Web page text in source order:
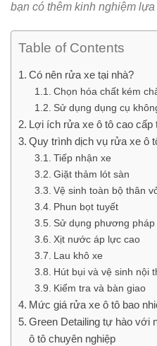
bạn có thêm kinh nghiệm
Table of Contents
Có nên rửa xe tại nhà?
Chọn hóa chất kém
Sử dụng dụng cụ
Lợi ích rửa xe ô tô cao cấp
Quy trình dịch vụ rửa xe ô
Tiếp nhận xe
Giặt thảm lót sàn
Vệ sinh toàn bộ thân
Phun bọt tuyết
Sử dụng phương pháp
Xịt nước áp lực cao
Lau khô xe
Hút bụi và vệ sinh nội
Kiểm tra và bàn giao
Mức giá rửa xe ô tô bao
Green Detailing tự hào với
ô tô chuyên nghiệp